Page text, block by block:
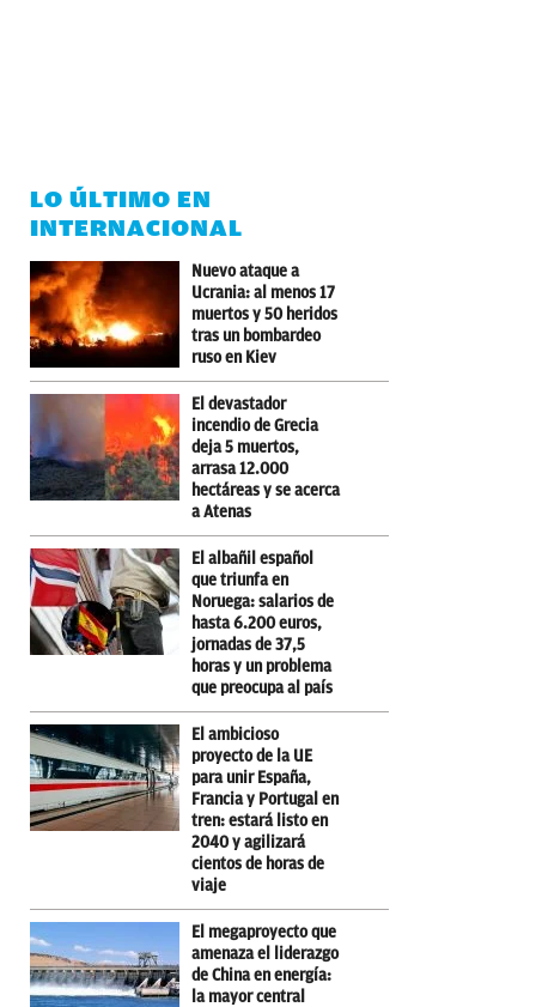
LO ÚLTIMO EN
INTERNACIONAL
Nuevo ataque a
Ucrania: al menos 17
muertos y 50 heridos
tras un bombardeo
ruso en Kiev
El devastador
incendio de Grecia
deja 5 muertos,
arrasa 12.000
hectáreas y se acerca
a Atenas
El albañil español
que triunfa en
Noruega: salarios de
hasta 6.200 euros,
jornadas de 37,5
horas y un problema
que preocupa al país
El ambicioso
proyecto de la UE
para unir España,
Francia y Portugal en
tren: estará listo en
2040 y agilizará
cientos de horas de
viaje
El megaproyecto que
amenaza el liderazgo
de China en energía:
la mayor central